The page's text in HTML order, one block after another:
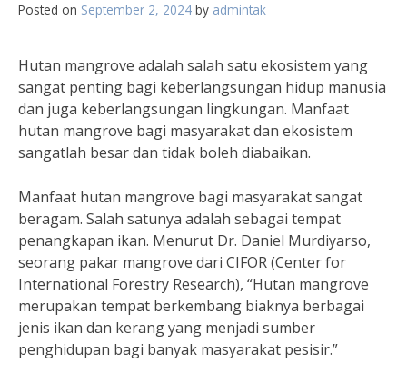
Posted on September 2, 2024 by admintak
Hutan mangrove adalah salah satu ekosistem yang
sangat penting bagi keberlangsungan hidup manusia
dan juga keberlangsungan lingkungan. Manfaat
hutan mangrove bagi masyarakat dan ekosistem
sangatlah besar dan tidak boleh diabaikan.
Manfaat hutan mangrove bagi masyarakat sangat
beragam. Salah satunya adalah sebagai tempat
penangkapan ikan. Menurut Dr. Daniel Murdiyarso,
seorang pakar mangrove dari CIFOR (Center for
International Forestry Research), “Hutan mangrove
merupakan tempat berkembang biaknya berbagai
jenis ikan dan kerang yang menjadi sumber
penghidupan bagi banyak masyarakat pesisir.”